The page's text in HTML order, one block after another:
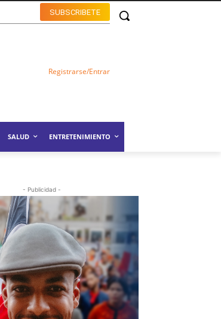
SUBSCRIBETE
Registrarse/Entrar
SALUD ENTRETENIMIENTO
Linkedin ReddIt
- Publicidad -